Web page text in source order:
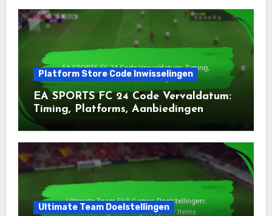
Platform Store Code Inwisselingen
EA SPORTS FC 24 Code Vervaldatum:
Timing, Platforms, Aanbiedingen
Ultimate Team Doelstellingen